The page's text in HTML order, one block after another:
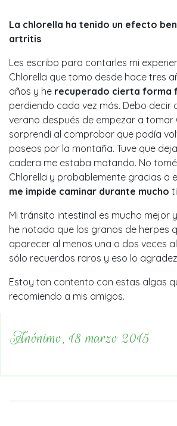
La chlorella ha tenido un efecto
artritis
Les escribo para contarles mi
Chlorella que tomo desde hace tres
años y he recuperado cierta forma
perdiendo cada vez más. Debo decir
verano después de empezar a tomar
sorprendí al comprobar que podía
paseos por la montaña. Tuve que
cadera me estaba matando. No
Chlorella y probablemente gracias a
me impide caminar durante mucho
Mi tránsito intestinal es mucho mejor
he notado que los granos de herpes
aparecer al menos una o dos veces
sólo recuerdos raros y eso lo
Estoy tan contento con estas algas
recomiendo a mis amigos.
Anónimo, 18 marzo 2015